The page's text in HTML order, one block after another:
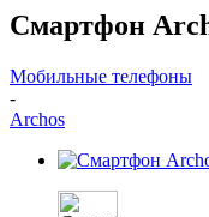
Смартфон
Мобильные телефоны
-
Archos